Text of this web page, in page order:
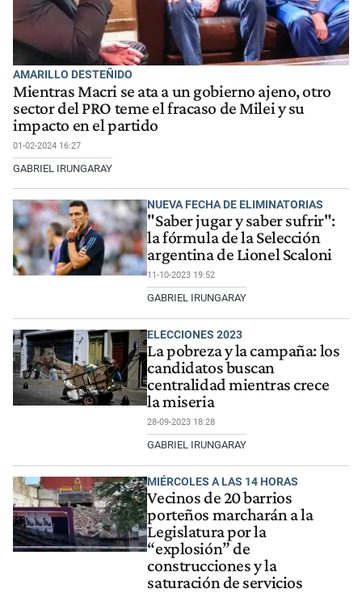
AMARILLO DESTEÑIDO
Mientras Macri se ata a un gobierno ajeno, otro
sector del PRO teme el fracaso de Milei y su
impacto en el partido
01-02-2024 16:27
GABRIEL IRUNGARAY
NUEVA FECHA DE ELIMINATORIAS
"Saber jugar y saber sufrir":
la fórmula de la Selección
argentina de Lionel Scaloni
11-10-2023 19:52
GABRIEL IRUNGARAY
ELECCIONES 2023
La pobreza y la campaña: los
candidatos buscan
centralidad mientras crece
la miseria
28-09-2023 18:28
GABRIEL IRUNGARAY
MIÉRCOLES A LAS 14 HORAS
Vecinos de 20 barrios
porteños marcharán a la
Legislatura por la
“explosión” de
construcciones y la
saturación de servicios